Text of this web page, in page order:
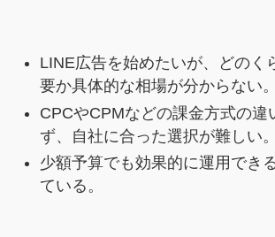
LINE広告を始めたいが、どのく
要か具体的な相場が分からない。
CPCやCPMなどの課金方式の違
ず、自社に合った選択が難しい。
少額予算でも効果的に運用でき
ている。